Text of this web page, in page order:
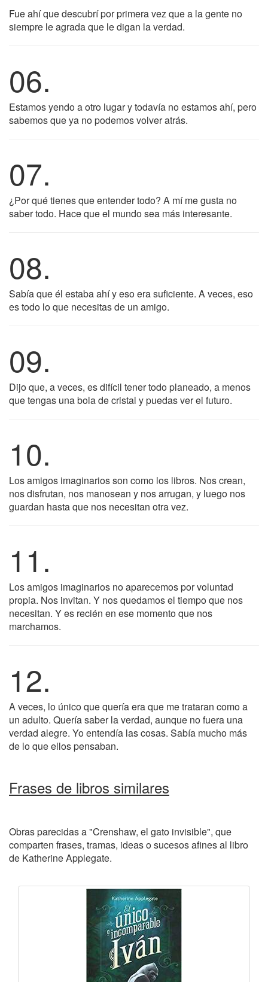
Fue ahí que descubrí por primera vez que a la gente no
siempre le agrada que le digan la verdad.
06.
Estamos yendo a otro lugar y todavía no estamos ahí, pero
sabemos que ya no podemos volver atrás.
07.
¿Por qué tienes que entender todo? A mí me gusta no
saber todo. Hace que el mundo sea más interesante.
08.
Sabía que él estaba ahí y eso era suficiente. A veces, eso
es todo lo que necesitas de un amigo.
09.
Dijo que, a veces, es difícil tener todo planeado, a menos
que tengas una bola de cristal y puedas ver el futuro.
10.
Los amigos imaginarios son como los libros. Nos crean,
nos disfrutan, nos manosean y nos arrugan, y luego nos
guardan hasta que nos necesitan otra vez.
11.
Los amigos imaginarios no aparecemos por voluntad
propia. Nos invitan. Y nos quedamos el tiempo que nos
necesitan. Y es recién en ese momento que nos
marchamos.
12.
A veces, lo único que quería era que me trataran como a
un adulto. Quería saber la verdad, aunque no fuera una
verdad alegre. Yo entendía las cosas. Sabía mucho más
de lo que ellos pensaban.
Frases de libros similares
Obras parecidas a "Crenshaw, el gato invisible", que
comparten frases, tramas, ideas o sucesos afines al libro
de Katherine Applegate.